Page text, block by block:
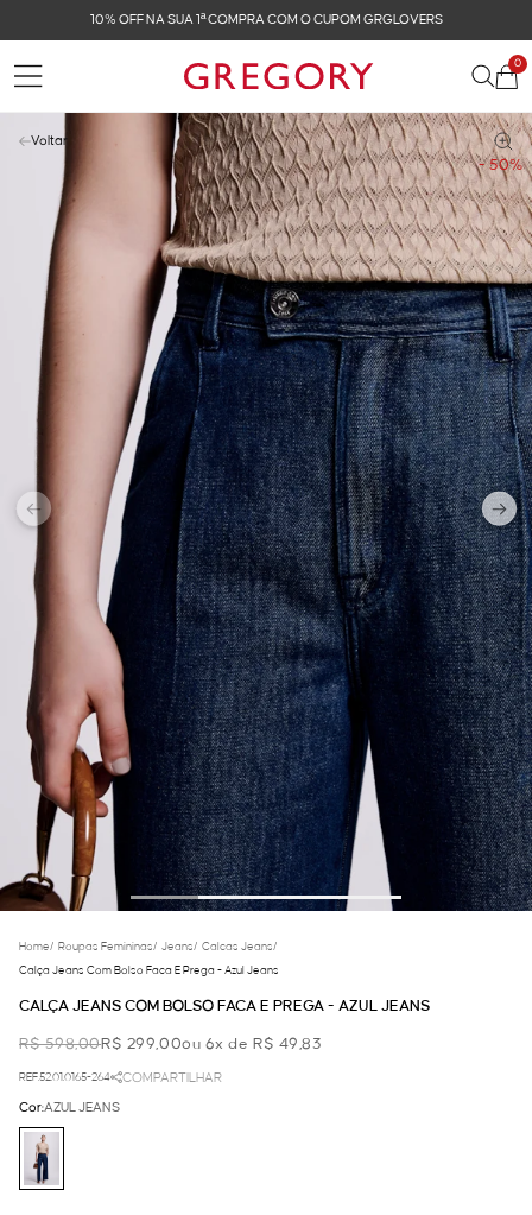
COM O CUPOM GRGLOVERS FRETE GRÁTIS
0
- 50%
Voltar
Home/ Roupas Femininas/ Jeans/ Calcas Jeans/
Calça Jeans Com Bolso Faca E Prega - Azul Jeans
CALÇA JEANS COM BOLSO FACA E PREGA - AZUL JEANS
R$ 598,00R$ 299,00ou 6x de R$ 49,83
REF.52.01.0165-264 COMPARTILHAR
Cor:AZUL JEANS